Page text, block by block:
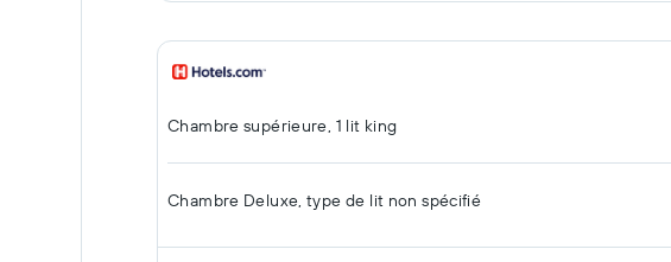
Chambre supérieure, 1 lit king
Chambre Deluxe, type de lit non spécifié